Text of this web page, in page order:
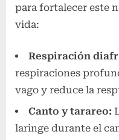
para fortalecer este
vida:
Respiración
respiraciones
vago y reduce la
Canto y tarareo:
laringe durante el